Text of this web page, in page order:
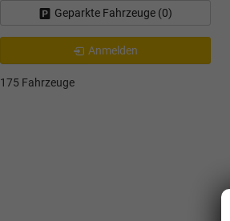
Geparkte Fahrzeuge (0)
Anmelden
175 Fahrzeuge